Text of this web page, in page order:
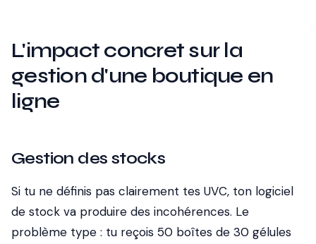
L'impact concret sur la
gestion d'une boutique en
ligne
Gestion des stocks
Si tu ne définis pas clairement tes UVC, ton logiciel
de stock va produire des incohérences. Le
problème type : tu reçois 50 boîtes de 30 gélules